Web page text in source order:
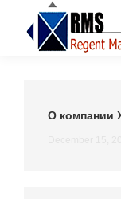
О компании